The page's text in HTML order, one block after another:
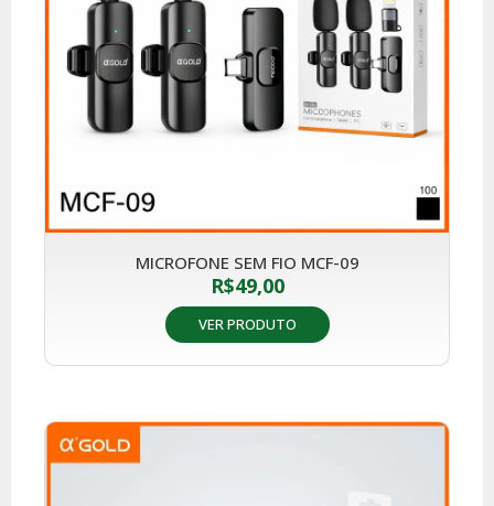
MICROFONE SEM FIO MCF-09
R$49,00
VER PRODUTO